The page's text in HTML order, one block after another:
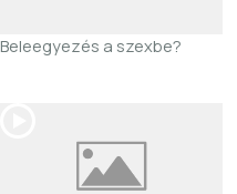
Beleegyezés a szexbe?